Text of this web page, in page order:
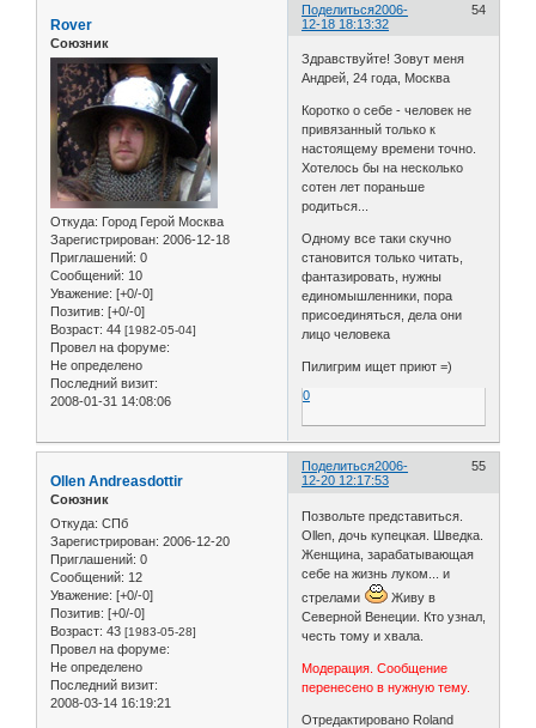
Поделиться 54
2006-
12-18 18:13:32
Rover
Союзник
Откуда: Город Герой Москва
Зарегистрирован: 2006-12-18
Приглашений: 0
Сообщений: 10
Уважение: [+0/-0]
Позитив: [+0/-0]
Возраст: 44 [1982-05-04]
Провел на форуме:
Не определено
Последний визит:
2008-01-31 14:08:06
Здравствуйте! Зовут меня
Андрей, 24 года, Москва
Коротко о себе - человек не
привязанный только к
настоящему времени точно.
Хотелось бы на несколько
сотен лет пораньше
родиться...
Одному все таки скучно
становится только читать,
фантазировать, нужны
единомышленники, пора
присоединяться, дела они
лицо человека
Пилигрим ищет приют =)
0
Поделиться 55
2006-
12-20 12:17:53
Ollen Andreasdottir
Союзник
Откуда: СПб
Зарегистрирован: 2006-12-20
Приглашений: 0
Сообщений: 12
Уважение: [+0/-0]
Позитив: [+0/-0]
Возраст: 43 [1983-05-28]
Провел на форуме:
Не определено
Последний визит:
2008-03-14 16:19:21
Позвольте представиться.
Ollen, дочь купецкая. Шведка.
Женщина, зарабатывающая
себе на жизнь луком... и
стрелами
Живу в
Северной Венеции. Кто узнал,
честь тому и хвала.
Модерация. Сообщение
перенесено в нужную тему.
Отредактировано Roland